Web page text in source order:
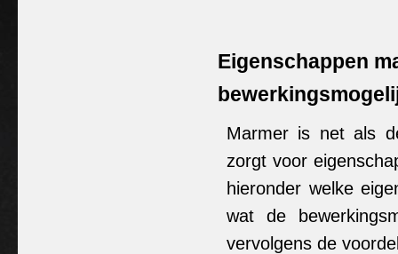
Eigenschappen
Marmer is net als
zorgt voor
hieronder welke
wat de
vervolgens de